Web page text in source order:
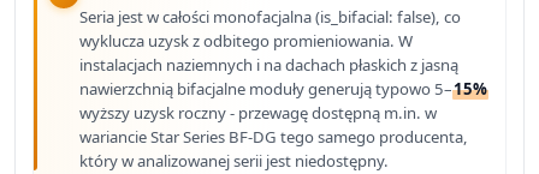
Seria jest w całości monofacjalna (is_bifacial: false), co
wyklucza uzysk z odbitego promieniowania. W
instalacjach naziemnych i na dachach płaskich z jasną
nawierzchnią bifacjalne moduły generują typowo 5–15%
wyższy uzysk roczny - przewagę dostępną m.in. w
wariancie Star Series BF-DG tego samego producenta,
który w analizowanej serii jest niedostępny.